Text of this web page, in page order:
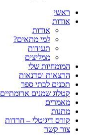
ראשי
אודות
אודות
למי מתאים?
תעודות
ממליצים
המומחיות שלי
הרצאות וסדנאות
תכנים לבתי ספר
קטלוג שמנים ארומתיים
מאמרים
מתנות
קורס דיגיטלי – חרדות
צור קשר